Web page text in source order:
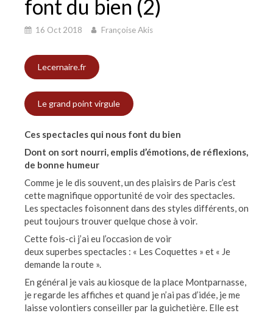
font du bien (2)
16 Oct 2018 Françoise Akis
Lecernaire.fr
Le grand point virgule
Ces spectacles qui nous font du bien
Dont on sort nourri, emplis d’émotions, de réflexions,
de bonne humeur
Comme je le dis souvent, un des plaisirs de Paris c’est
cette magnifique opportunité de voir des spectacles.
Les spectacles foisonnent dans des styles différents, on
peut toujours trouver quelque chose à voir.
Cette fois-ci j’ai eu l’occasion de voir
deux superbes spectacles : « Les Coquettes » et « Je
demande la route ».
En général je vais au kiosque de la place Montparnasse,
je regarde les affiches et quand je n’ai pas d’idée, je me
laisse volontiers conseiller par la guichetière. Elle est